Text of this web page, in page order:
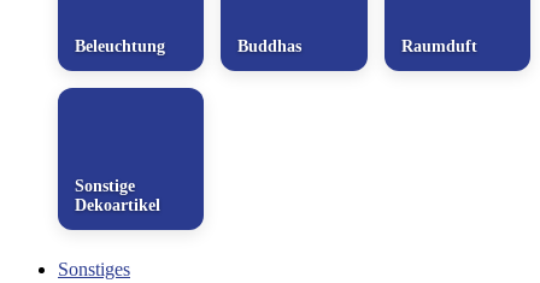
Beleuchtung Buddhas Raumduft
Sonstige
Dekoartikel
Sonstiges